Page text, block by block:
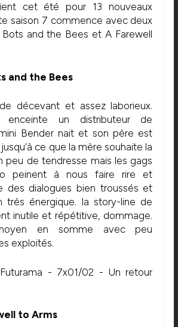
cet été pour 13 nouveaux
saison 7 commence avec deux
and the Bees et A Farewell
and the Bees
décevant et assez laborieux.
enceinte un distributeur de
Bender nait et son père est
ce que la mère souhaite la
peu de tendresse mais les gags
peinent à nous faire rire et
des dialogues bien troussés et
très énergique. la story-line de
inutile et répétitive, dommage.
en somme avec peu
exploités.
to Arms